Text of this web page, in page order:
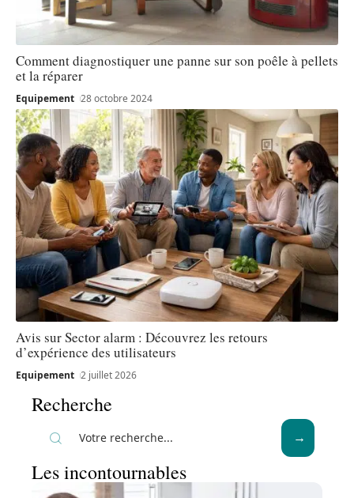
Comment diagnostiquer une panne sur son poêle à pellets
et la réparer
Equipement 28 octobre 2024
Avis sur Sector alarm : Découvrez les retours
d’expérience des utilisateurs
Equipement 2 juillet 2026
Recherche
Les incontournables